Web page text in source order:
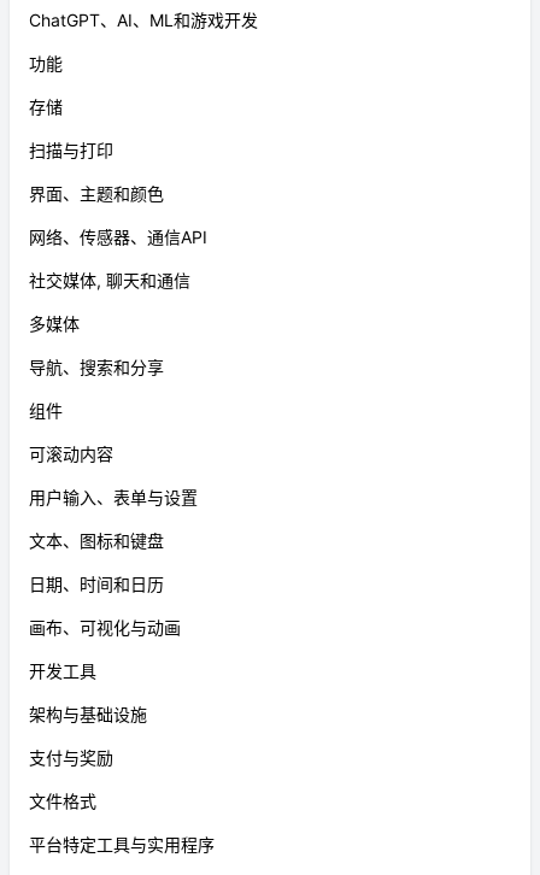
ChatGPT、AI、ML和游戏开发
功能
存储
扫描与打印
界面、主题和颜色
网络、传感器、通信API
社交媒体, 聊天和通信
多媒体
导航、搜索和分享
组件
可滚动内容
用户输入、表单与设置
文本、图标和键盘
日期、时间和日历
画布、可视化与动画
开发工具
架构与基础设施
支付与奖励
文件格式
平台特定工具与实用程序